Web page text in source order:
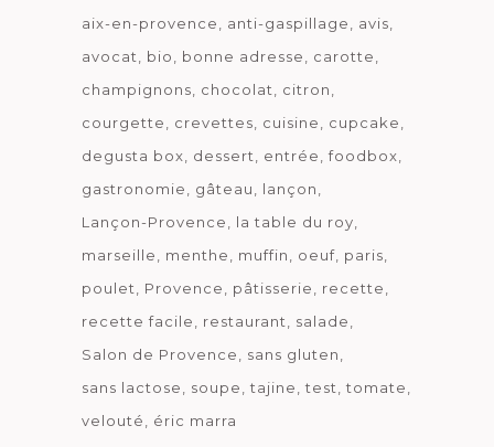
aix-en-provence
anti-gaspillage
avis
avocat
bio bonne adresse
carotte
champignons
chocolat
citron
courgette
crevettes cuisine
cupcake
degusta box
dessert entrée
foodbox
gastronomie
gâteau
lançon
Lançon-Provence
la table du roy
marseille
menthe muffin oeuf paris
poulet
Provence pâtisserie
recette
recette facile
restaurant
salade
Salon de Provence
sans gluten
sans lactose
soupe tajine test
tomate
velouté
éric marra